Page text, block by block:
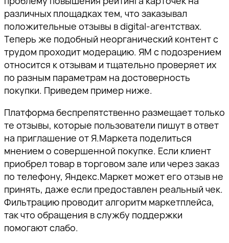
различных площадках тем, что заказывал
положительные отзывы в digital-агентствах.
Теперь же подобный неорганический контент с
трудом проходит модерацию. ЯМ с подозрением
относится к отзывам и тщательно проверяет их
по разным параметрам на достоверность
покупки. Приведем пример ниже.
Платформа беспрепятственно размещает только
те отзывы, которые пользователи пишут в ответ
на приглашение от Я.Маркета поделиться
мнением о совершенной покупке. Если клиент
приобрел товар в торговом зале или через заказ
по телефону, Яндекс.Маркет может его отзыв не
принять, даже если предоставлен реальный чек.
Фильтрацию проводит алгоритм маркетплейса,
так что обращения в службу поддержки
помогают слабо.